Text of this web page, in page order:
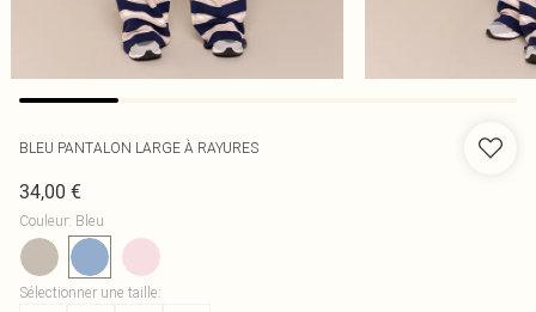
BLEU PANTALON LARGE À RAYURES
34,00 €
Couleur: Bleu
Sélectionner une taille: